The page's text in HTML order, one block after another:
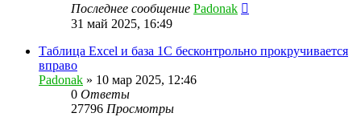
Последнее сообщение Padonak
31 май 2025, 16:49
Таблица Excel и база 1С бесконтрольно прокручивается
вправо
Padonak » 10 мар 2025, 12:46
0 Ответы
27796 Просмотры